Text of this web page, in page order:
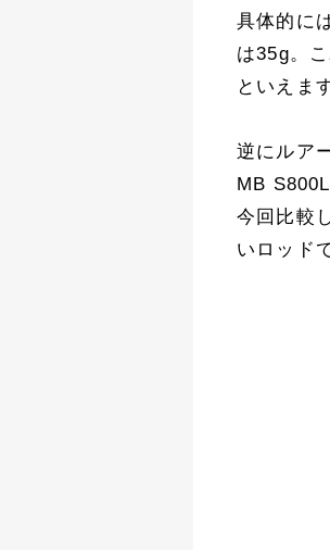
具体的に
は35g。
といえま
逆にルア
MB
今回比較
いロッド